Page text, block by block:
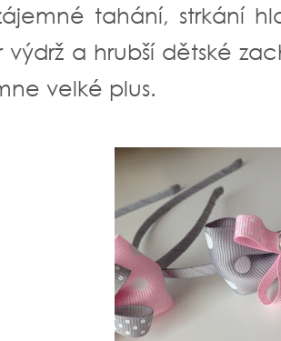
tahání, strkání
výdrž a hrubší dětské
velké plus.